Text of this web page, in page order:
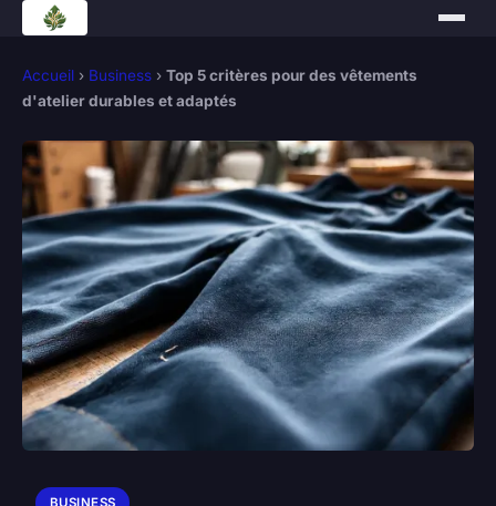
Accueil › Business › Top 5 critères pour des vêtements
d'atelier durables et adaptés
BUSINESS